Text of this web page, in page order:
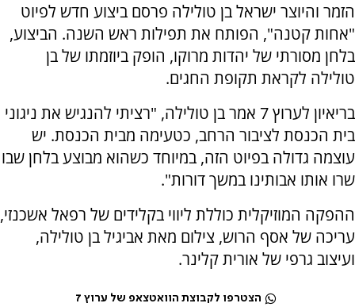
הזמר והיוצר ישראל בן טולילה פרסם ביצוע חדש לפיוט
"אחות קטנה", הפותח את תפילות ראש השנה. הביצוע,
בלחן מסורתי של יהדות מרוקו, הופק ביוזמתו של בן
טולילה לקראת תקופת החגים.
בריאיון לערוץ 7 אמר בן טולילה, "רציתי להנגיש את ניגוני
בית הכנסת לציבור הרחב, כטעימה מבית הכנסת. יש
עוצמה גדולה בפיוט הזה, במיוחד כשהוא מבוצע בלחן שבו
שרו אותו אבותינו במשך דורות".
ההפקה המוזיקלית כוללת ליווי בקלידים של רפאל אשכנזי,
עריכה של אסף הרוש, צילום מאת אביגיל בן טולילה,
ועיצוב גרפי של אורית קלינר.
הצטרפו לקבוצת הוואטצאפ של ערוץ 7